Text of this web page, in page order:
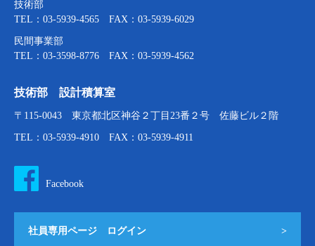
技術部
TEL：03-5939-4565 FAX：03-5939-6029
民間事業部
TEL：03-3598-8776 FAX：03-5939-4562
技術部 設計積算室
〒115-0043 東京都北区神谷２丁目23番２号 佐藤ビル２階
TEL：03-5939-4910 FAX：03-5939-4911
Facebook
社員専用ページ ログイン >